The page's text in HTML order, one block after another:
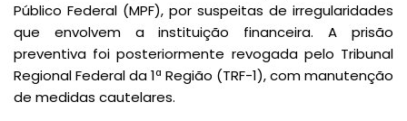
Público Federal (MPF), por suspeitas de irregularidades
que envolvem a instituição financeira. A prisão
preventiva foi posteriormente revogada pelo Tribunal
Regional Federal da 1ª Região (TRF-1), com manutenção
de medidas cautelares.